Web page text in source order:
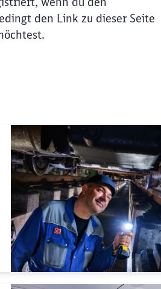
den Link zu dieser Seite